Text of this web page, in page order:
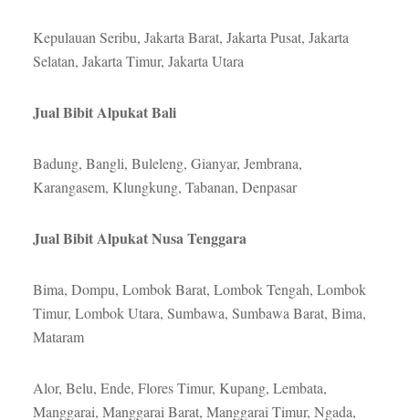
Kepulauan Seribu, Jakarta Barat, Jakarta Pusat, Jakarta
Selatan, Jakarta Timur, Jakarta Utara
Jual Bibit Alpukat Bali
Badung, Bangli, Buleleng, Gianyar, Jembrana,
Karangasem, Klungkung, Tabanan, Denpasar
Jual Bibit Alpukat Nusa Tenggara
Bima, Dompu, Lombok Barat, Lombok Tengah, Lombok
Timur, Lombok Utara, Sumbawa, Sumbawa Barat, Bima,
Mataram
Alor, Belu, Ende, Flores Timur, Kupang, Lembata,
Manggarai, Manggarai Barat, Manggarai Timur, Ngada,